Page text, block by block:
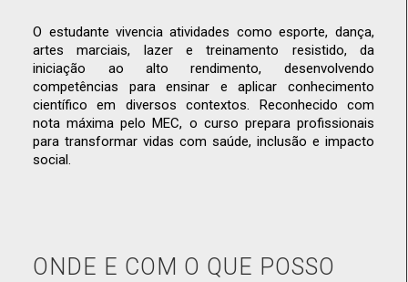
O estudante vivencia atividades como esporte, dança,
artes marciais, lazer e treinamento resistido, da
iniciação ao alto rendimento, desenvolvendo
competências para ensinar e aplicar conhecimento
científico em diversos contextos. Reconhecido com
nota máxima pelo MEC, o curso prepara profissionais
para transformar vidas com saúde, inclusão e impacto
social.
ONDE E COM O QUE POSSO